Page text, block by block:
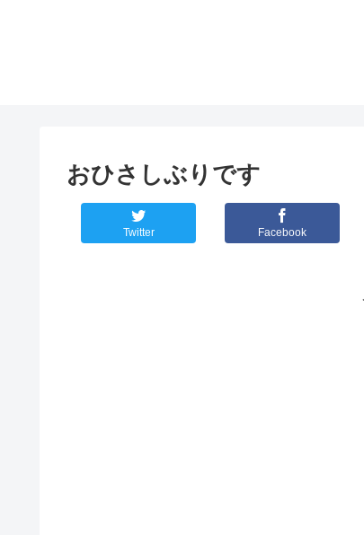
おひさしぶりです
Twitter Facebook